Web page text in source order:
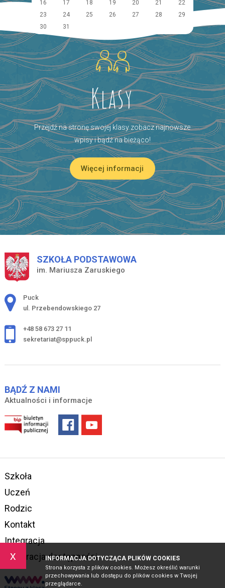
x INFORMACJA DOTYCZĄCA PLIKÓW COOKIES
Strona korzysta z plików cookies. Możesz określić warunki
przechowywania lub dostępu do plików cookies w Twojej
przeglądarce.
16
17 18 19 20 21
22
23
24 25 26 27 28
29
30
31
Klasy
Przejdź na stronę swojej klasy zobacz najnowsze
wpisy i bądź na bieżąco!
Więcej informacji
SZKOŁA PODSTAWOWA
im. Mariusza Zaruskiego
Adres pocztowy:
Puck
ul. Przebendowskiego 27
+48 58 673 27 11
sekretariat@sppuck.pl
BĄDŹ Z NAMI
Aktualności i informacje
Szkoła
Uczeń
Rodzic
Kontakt
Integracja
Deklaracja dostępności